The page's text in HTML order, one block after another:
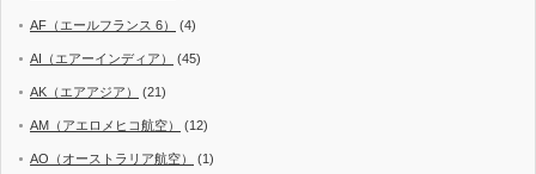
AF（エールフランス 6） (4)
AI（エアーインディア） (45)
AK（エアアジア） (21)
AM（アエロメヒコ航空） (12)
AO（オーストラリア航空） (1)